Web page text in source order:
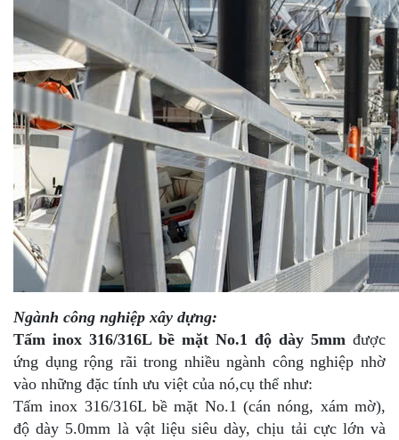
Ngành công nghiệp xây dựng:
Tấm inox 316/316L bề mặt No.1 độ dày 5mm được
ứng dụng rộng rãi trong nhiều ngành công nghiệp nhờ
vào những đặc tính ưu việt của nó,cụ thể như:
Tấm inox 316/316L bề mặt No.1 (cán nóng, xám mờ),
độ dày 5.0mm là vật liệu siêu dày, chịu tải cực lớn và